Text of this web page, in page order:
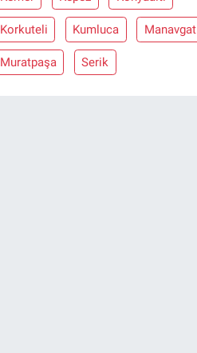
Korkuteli Kumluca Manavgat
Muratpaşa Serik